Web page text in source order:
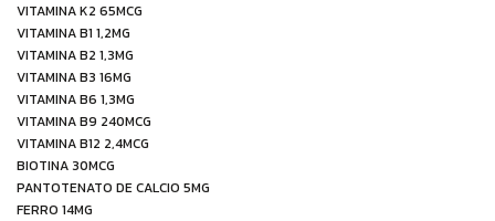
VITAMINA K2 65MCG
VITAMINA B1 1,2MG
VITAMINA B2 1,3MG
VITAMINA B3 16MG
VITAMINA B6 1,3MG
VITAMINA B9 240MCG
VITAMINA B12 2,4MCG
BIOTINA 30MCG
PANTOTENATO DE CALCIO 5MG
FERRO 14MG